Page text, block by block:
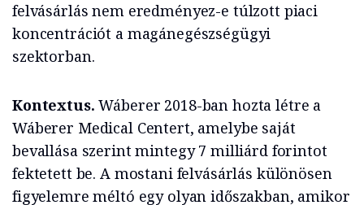
felvásárlás nem eredményez-e túlzott piaci
koncentrációt a magánegészségügyi
szektorban.
Kontextus.Wáberer 2018-ban hozta létre a
Wáberer Medical Centert, amelybe saját
bevallása szerint mintegy 7 milliárd forintot
fektetett be. A mostani felvásárlás különösen
figyelemre méltó egy olyan időszakban, amikor